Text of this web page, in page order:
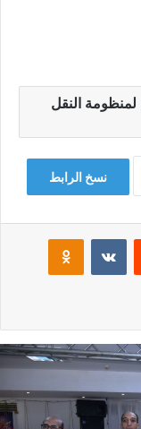
لمنظومة النقل
نسخ الرابط